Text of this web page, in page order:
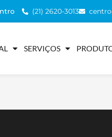
(21) 2620-3013
SERVIÇOS